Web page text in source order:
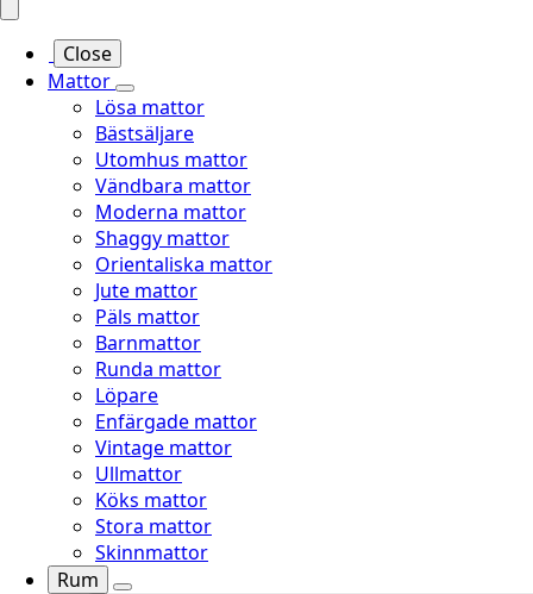
Close
Mattor
Lösa mattor
Bästsäljare
Utomhus mattor
Vändbara mattor
Moderna mattor
Shaggy mattor
Orientaliska mattor
Jute mattor
Päls mattor
Barnmattor
Runda mattor
Löpare
Enfärgade mattor
Vintage mattor
Ullmattor
Köks mattor
Stora mattor
Skinnmattor
Rum